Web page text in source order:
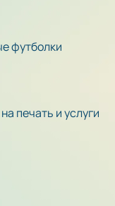
футболки
печать и услуги